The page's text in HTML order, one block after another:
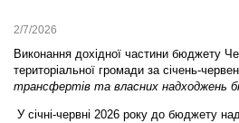
2/7/2026
Виконання дохідної частини бюджету
територіальної громади за січень-
трансфертів та власних надходжень
У січні-червні 2026 року до бюджету